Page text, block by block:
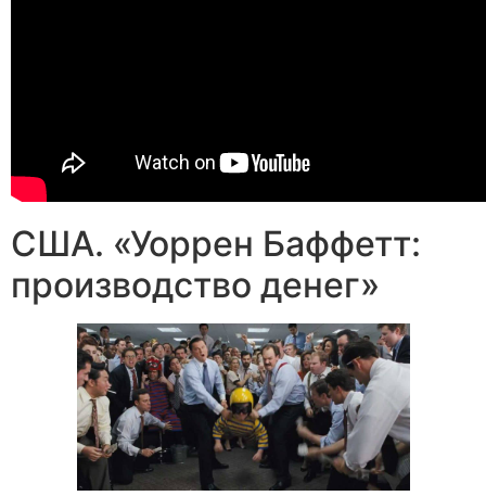
США. «Уоррен Баффетт:
производство денег»